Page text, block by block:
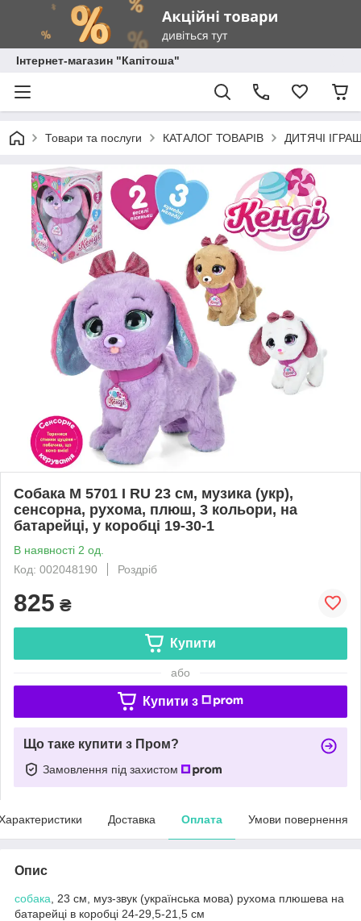
Інтернет-магазин "Капітоша"
Товари та послуги КАТАЛОГ ТОВАРІВ ДИТЯЧІ
Собака M 5701 I RU 23 см, музика (укр),
сенсорна, рухома, плюш, 3 кольори, на
батарейці, у коробці 19-30-1
В наявності 2 од.
Код: 002048190
Роздріб
825 ₴
Купити
або
Купити з
Що таке купити з Пром?
Замовлення під захистом
Доставка Оплата Умови повернення
Опис
собака , 23 см, муз-звук (українська мова) рухома плюшева на
батарейці в коробці 24-29,5-21,5 см